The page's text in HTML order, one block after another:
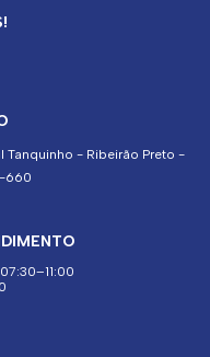
Tanquinho - Ribeirão Preto -
660